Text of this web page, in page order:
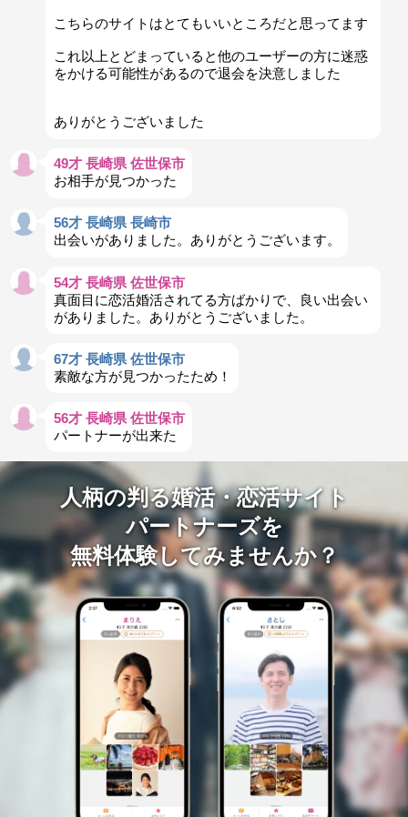
こちらのサイトはとてもいいところだと思ってます
これ以上とどまっていると他のユーザーの方に迷惑
をかける可能性があるので退会を決意しました
ありがとうございました
49才 長崎県 佐世保市
お相手が見つかった
56才 長崎県 長崎市
出会いがありました。ありがとうございます。
54才 長崎県 佐世保市
真面目に恋活婚活されてる方ばかりで、良い出会い
がありました。ありがとうございました。
67才 長崎県 佐世保市
素敵な方が見つかったため！
56才 長崎県 佐世保市
パートナーが出来た
人柄の判る婚活・恋活サイト
パートナーズを
無料体験してみませんか？